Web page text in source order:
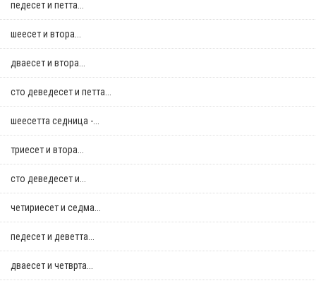
педесет и петта...
шеесет и втора...
дваесет и втора...
сто деведесет и петта...
шеесетта седница -...
триесет и втора...
сто деведесет и...
четириесет и седма...
педесет и деветта...
дваесет и четврта...